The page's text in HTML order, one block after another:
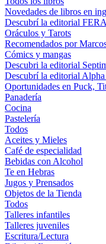
Novedades de libros en
Descubrí la editorial FERA
Oráculos y Tarots
Recomendados por
Cómics y mangas
Descubri la editorial
Descubrí la editorial
Oportunidades en Puck,
Panadería
Cocina
Pastelería
Todos
Aceites y Mieles
Café de especialidad
Bebidas con Alcohol
Te en Hebras
Jugos y Prensados
Objetos de la Tienda
Todos
Talleres infantiles
Talleres juveniles
Escritura/Lectura